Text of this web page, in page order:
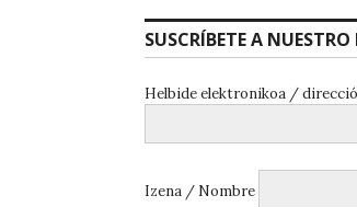
SUSCRÍBETE A
Helbide elektronikoa /
Izena / Nombre